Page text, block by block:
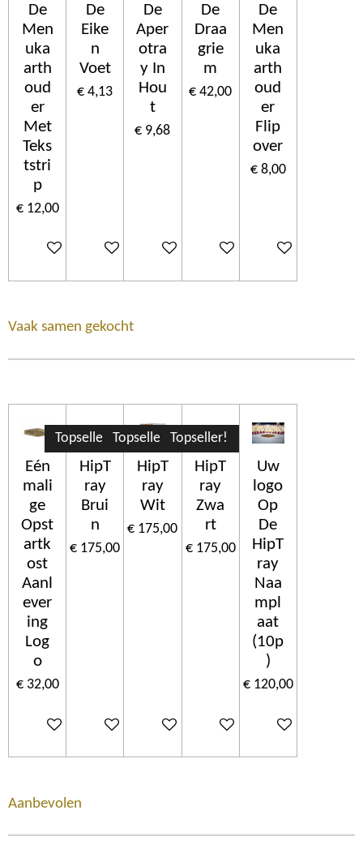
De
Men
uka
arth
oud
er
Met
Teks
tstri
p
€ 12,00
In winkelwagen
De
Eike
n
Voet
€ 4,13
In winkelwagen
De
Aper
otra
y In
Hou
t
€ 9,68
In winkelwagen
De
Draa
grie
m
€ 42,00
In winkelwagen
De
Men
uka
arth
oud
er
Flip
over
€ 8,00
In winkelwagen
Vaak samen gekocht
Eén
mali
ge
Opst
artk
ost
Aanl
ever
ing
Log
o
€ 32,00
In winkelwagen
Topseller!
HipT
ray
Brui
n
€ 175,00
In winkelwagen
Topseller!
HipT
ray
Wit
€ 175,00
In winkelwagen
Topseller!
HipT
ray
Zwa
rt
€ 175,00
In winkelwagen
Uw
logo
Op
De
HipT
ray
Naa
mpl
aat
(10p
)
€ 120,00
In winkelwagen
Aanbevolen